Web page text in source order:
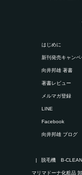
はじめに
新刊発売キャンペ
向井邦雄 著書
著書レビュー
メルマガ登録
LINE
Facebook
向井邦雄 ブロ
脱毛機 B-CLEAN
マリマドーナ化粧品 卸